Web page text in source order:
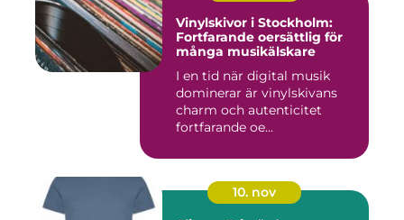
Vinylskivor i Stockholm:
Fortfarande oersättlig för
många musikälskare
I en tid när digital musik
dominerar är vinylskivans
charm och autenticitet
fortfarande oe...
10. nov